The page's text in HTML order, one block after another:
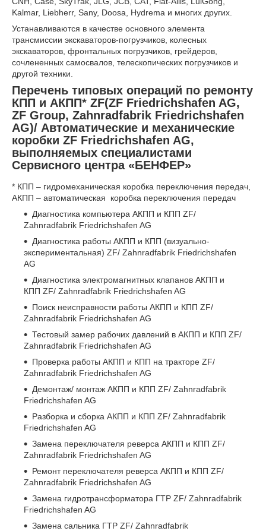
Kalmar, Liebherr, Sany, Doosa, Hydrema и многих других.
Устанавливаются в качестве основного элемента
трансмиссии экскаваторов-погрузчиков, колесных
экскаваторов, фронтальных погрузчиков, грейдеров,
сочлененных самосвалов, телескопических погрузчиков и
другой техники.
Перечень типовых операций по ремонту
КПП и АКПП* ZF(ZF Friedrichshafen AG,
ZF Group, Zahnradfabrik Friedrichshafen
AG)/ Автоматические и механические
коробки ZF Friedrichshafen AG,
выполняемых специалистами
Сервисного центра «БЕНФЕР»
* КПП – гидромеханическая коробка переключения передач,
АКПП – автоматическая коробка переключения передач
Диагностика компьютера АКПП и КПП ZF/
Zahnradfabrik Friedrichshafen AG
Диагностика работы АКПП и КПП (визуально-
экспериментальная) ZF/ Zahnradfabrik Friedrichshafen
AG
Диагностика электромагнитных клапанов АКПП и
КПП ZF/ Zahnradfabrik Friedrichshafen AG
Поиск неисправности работы АКПП и КПП ZF/
Zahnradfabrik Friedrichshafen AG
Тестовый замер рабочих давлений в АКПП и КПП ZF/
Zahnradfabrik Friedrichshafen AG
Проверка работы АКПП и КПП на тракторе ZF/
Zahnradfabrik Friedrichshafen AG
Демонтаж/ монтаж АКПП и КПП ZF/ Zahnradfabrik
Friedrichshafen AG
Разборка и сборка АКПП и КПП ZF/ Zahnradfabrik
Friedrichshafen AG
Замена переключателя реверса АКПП и КПП ZF/
Zahnradfabrik Friedrichshafen AG
Ремонт переключателя реверса АКПП и КПП ZF/
Zahnradfabrik Friedrichshafen AG
Замена гидротрансформатора ГТР ZF/ Zahnradfabrik
Friedrichshafen AG
Замена сальника ГТР ZF/ Zahnradfabrik